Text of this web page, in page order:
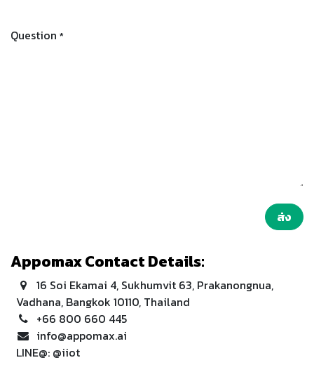
Question *
ส่ง
Appomax Contact Details:
16 Soi Ekamai 4, Sukhumvit 63, Prakanongnua,
Vadhana, Bangkok 10110, Thailand
+66 800 660 445
info@appomax.ai
LINE@: @iiot